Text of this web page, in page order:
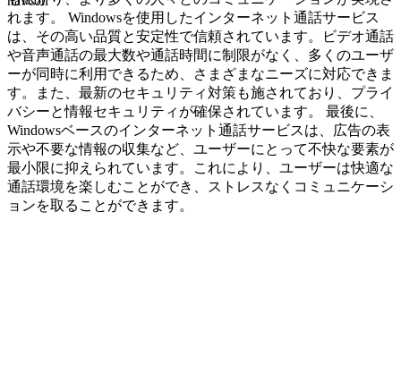
れます。 Windowsを使用したインターネット通話サービス
は、その高い品質と安定性で信頼されています。ビデオ通話
や音声通話の最大数や通話時間に制限がなく、多くのユーザ
ーが同時に利用できるため、さまざまなニーズに対応できま
す。また、最新のセキュリティ対策も施されており、プライ
バシーと情報セキュリティが確保されています。 最後に、
Windowsベースのインターネット通話サービスは、広告の表
示や不要な情報の収集など、ユーザーにとって不快な要素が
最小限に抑えられています。これにより、ユーザーは快適な
通話環境を楽しむことができ、ストレスなくコミュニケーシ
ョンを取ることができます。